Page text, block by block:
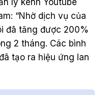
“Nhờ dịch vụ của
đã tăng được 200%
2 tháng. Các bình
tạo ra hiệu ứng lan